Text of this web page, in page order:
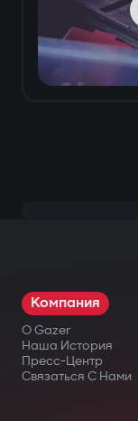
Компания
О Gazer
Наша История
Пресс-Центр
Связаться С Нами